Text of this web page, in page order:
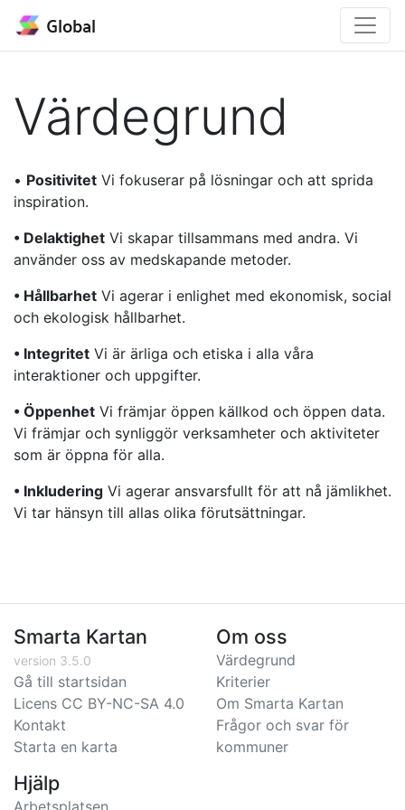
Global
Värdegrund
• Positivitet Vi fokuserar på lösningar och att sprida
inspiration.
• Delaktighet Vi skapar tillsammans med andra. Vi
använder oss av medskapande metoder.
• Hållbarhet Vi agerar i enlighet med ekonomisk, social
och ekologisk hållbarhet.
• Integritet Vi är ärliga och etiska i alla våra
interaktioner och uppgifter.
• Öppenhet Vi främjar öppen källkod och öppen data.
Vi främjar och synliggör verksamheter och aktiviteter
som är öppna för alla.
• Inkludering Vi agerar ansvarsfullt för att nå jämlikhet.
Vi tar hänsyn till allas olika förutsättningar.
Smarta Kartan
version 3.5.0
Gå till startsidan
Licens CC BY-NC-SA 4.0
Kontakt
Starta en karta
Om oss
Värdegrund
Kriterier
Om Smarta Kartan
Frågor och svar för
kommuner
Hjälp
Arbetsplatsen